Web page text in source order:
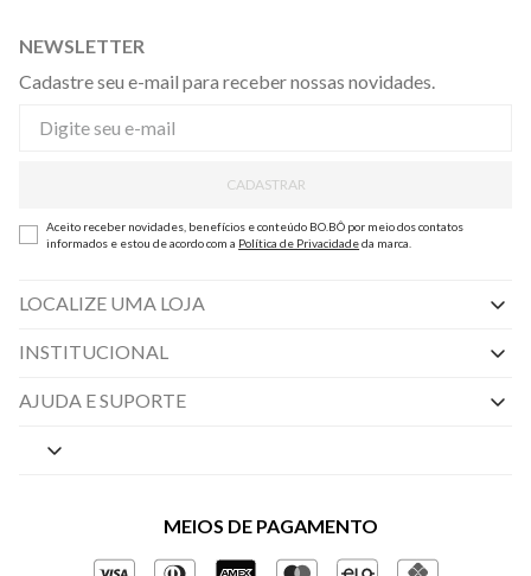
NEWSLETTER
Cadastre seu e-mail para receber nossas novidades.
CADASTRAR
Aceito receber novidades, benefícios e conteúdo BO.BÔ por meio dos contatos
informados e estou de acordo com a Política de Privacidadeda marca.
LOCALIZE UMA LOJA
INSTITUCIONAL
Nossas Lojas
Políticas de Privacidade
Gestão de Privacidade
AJUDA E SUPORTE
Central de Preferências
Perguntas frequentes
Regulamentos e Promoções
MEIOS DE PAGAMENTO